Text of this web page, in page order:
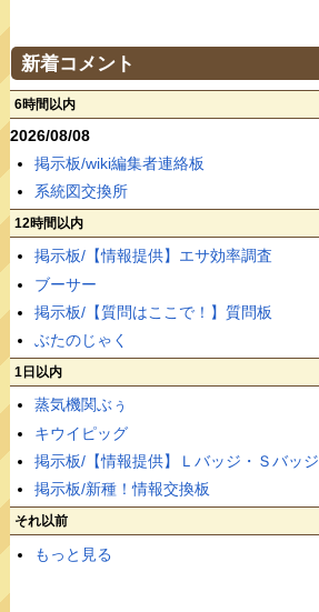
新着コメント
6時間以内
2026/08/08
掲示板/wiki編集者連絡板
系統図交換所
12時間以内
掲示板/【情報提供】エサ効率調査
ブーサー
掲示板/【質問はここで！】質問板
ぶたのじゃく
1日以内
蒸気機関ぶぅ
キウイピッグ
掲示板/【情報提供】Ｌバッジ・Ｓバッジ
掲示板/新種！情報交換板
それ以前
もっと見る